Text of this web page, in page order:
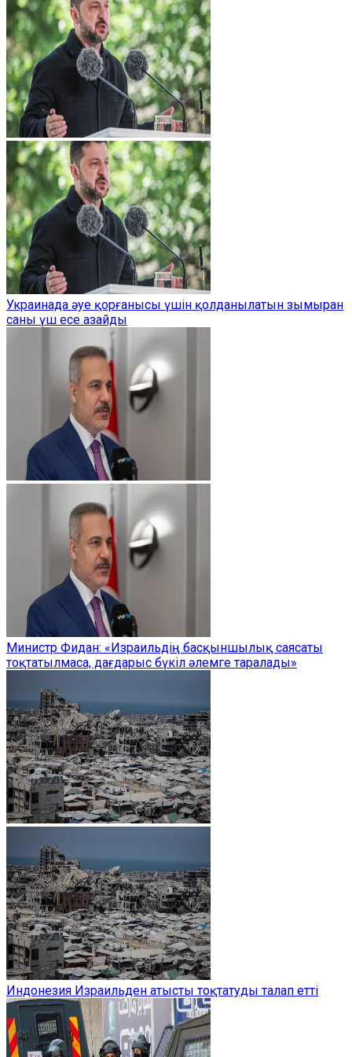
Украинада әуе қорғанысы үшін қолданылатын зымыран
саны үш есе азайды
Министр Фидан: «Израильдің басқыншылық саясаты
тоқтатылмаса, дағдарыс бүкіл әлемге таралады»
Индонезия Израильден атысты тоқтатуды талап етті